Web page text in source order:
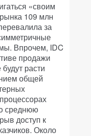
«своим
109 млн
за
Впрочем, IDC
продажи
расти
общей
среднюю
доступ к
Около